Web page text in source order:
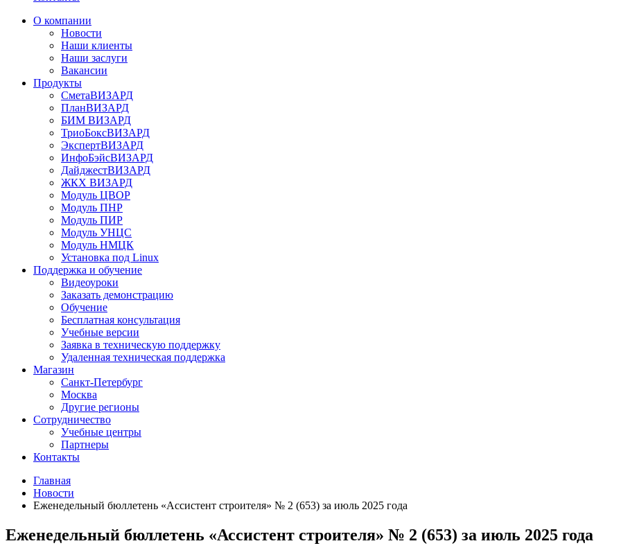
О компании
Новости
Наши клиенты
Наши заслуги
Вакансии
Продукты
СметаВИЗАРД
ПланВИЗАРД
БИМ ВИЗАРД
ТриоБоксВИЗАРД
ЭкспертВИЗАРД
ИнфоБэйсВИЗАРД
ДайджестВИЗАРД
ЖКХ ВИЗАРД
Модуль ЦВОР
Модуль ПНР
Модуль ПИР
Модуль УНЦС
Модуль НМЦК
Установка под Linux
Поддержка и обучение
Видеоуроки
Заказать демонстрацию
Обучение
Бесплатная консультация
Учебные версии
Заявка в техническую поддержку
Удаленная техническая поддержка
Магазин
Санкт-Петербург
Москва
Другие регионы
Сотрудничество
Учебные центры
Партнеры
Контакты
Главная
Новости
Еженедельный бюллетень «Ассистент строителя» № 2 (653) за июль 2025 года
Еженедельный бюллетень «Ассистент строителя» № 2 (653) за июль 2025 года